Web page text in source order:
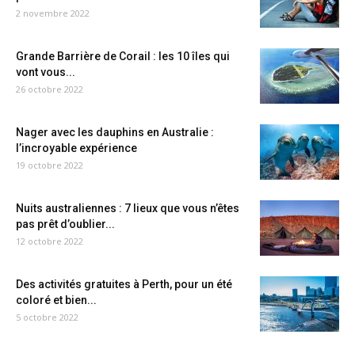
2 novembre 2022
Grande Barrière de Corail : les 10 îles qui
vont vous...
26 octobre 2022
Nager avec les dauphins en Australie :
l’incroyable expérience
19 octobre 2022
Nuits australiennes : 7 lieux que vous n’êtes
pas prêt d’oublier...
12 octobre 2022
Des activités gratuites à Perth, pour un été
coloré et bien...
5 octobre 2022